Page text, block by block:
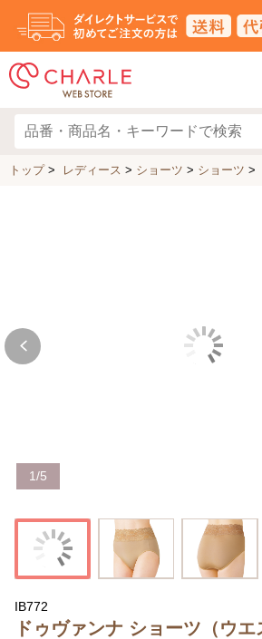
トップ> レディース > ショーツ > ショーツ >
1/5
IB772
ドゥヴァンナ ショーツ（ウ